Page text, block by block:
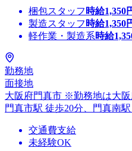
梱包スタッフ 時給1,350
製造スタッフ 時給1,350
軽作業・製造系時給
勤務地
面接地
大阪府門真市 ※勤務地は大
門真市駅 徒歩20分、門真南
交通費支給
未経験OK